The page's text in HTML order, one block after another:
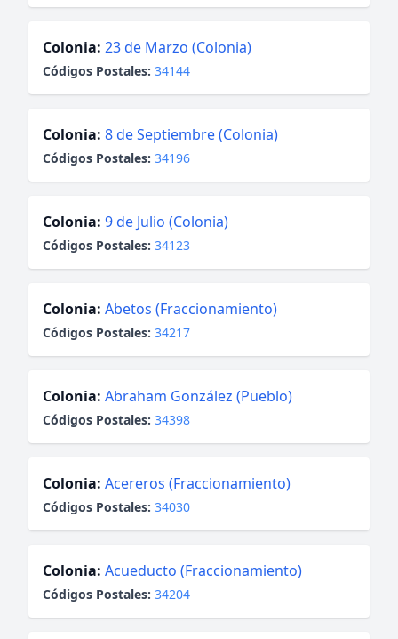
Colonia: 23 de Marzo (Colonia)
Códigos Postales: 34144
Colonia: 8 de Septiembre (Colonia)
Códigos Postales: 34196
Colonia: 9 de Julio (Colonia)
Códigos Postales: 34123
Colonia: Abetos (Fraccionamiento)
Códigos Postales: 34217
Colonia: Abraham González (Pueblo)
Códigos Postales: 34398
Colonia: Acereros (Fraccionamiento)
Códigos Postales: 34030
Colonia: Acueducto (Fraccionamiento)
Códigos Postales: 34204